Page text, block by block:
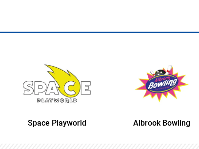
Albrook Bowling Space Playworld